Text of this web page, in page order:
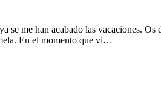
se me han acabado las vacaciones.
En el momento que vi…